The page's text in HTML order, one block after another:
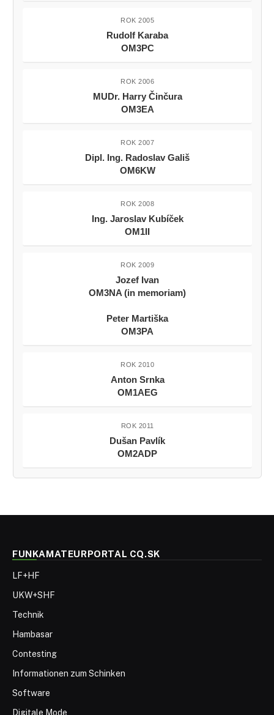
ROK 2005
Rudolf Karaba
OM3PC
ROK 2006
MUDr. Harry Činčura
OM3EA
ROK 2007
Dipl. Ing. Radoslav Gališ
OM6KW
ROK 2008
Ing. Jaroslav Kubíček
OM1II
ROK 2009
Jozef Ivan
OM3NA (in memoriam)
Peter Martiška
OM3PA
ROK 2010
Anton Srnka
OM1AEG
ROK 2011
Dušan Pavlík
OM2ADP
FUNKAMATEURPORTAL CQ.SK
LF+HF
UKW+SHF
Technik
Hambasar
Contesting
Informationen zum Schinken
Software
Digitale Mode